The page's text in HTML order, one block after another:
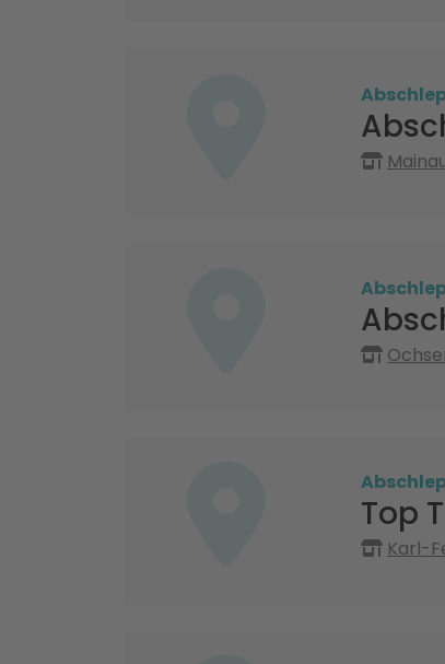
Top
Karl-